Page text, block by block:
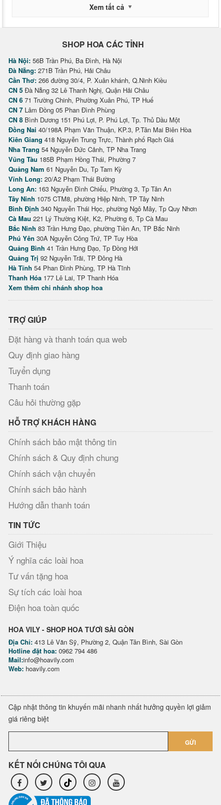
Xem tất cả
SHOP HOA CÁC TỈNH
Hà Nội: 56B Trần Phú, Ba Đình, Hà Nội
Đà Nẵng: 271B Trần Phú, Hải Châu
Cần Thơ: 266 đường 30/4, P. Xuân khánh, Q.Ninh Kiều
CN 5 Đà Nẵng 32 Lê Thanh Nghị, Quận Hải Châu
CN 6 71 Trường Chinh, Phường Xuân Phú, TP Huế
CN 7 Lâm Đồng 05 Phan Đình Phùng
CN 8 Bình Dương 151 Phú Lợi, P. Phú Lợi, Tp. Thủ Dầu Một
Đồng Nai 40/198A Phạm Văn Thuận, KP.3, P.Tân Mai Biên Hòa
Kiên Giang 418 Nguyễn Trung Trực, Thành phố Rạch Giá
Nha Trang 54 Nguyễn Đức Cảnh, TP Nha Trang
Vũng Tàu 185B Phạm Hồng Thái, Phường 7
Quảng Nam 61 Nguyễn Du, Tp Tam Kỳ
Vĩnh Long: 20/A2 Phạm Thái Bường
Long An: 163 Nguyễn Đình Chiểu, Phường 3, Tp Tân An
Tây Ninh 1075 CTM8, phường Hiệp Ninh, TP Tây Ninh
Bình Định 340 Nguyễn Thái Học, phường Ngô Mây, Tp Quy Nhơn
Cà Mau 221 Lý Thường Kiệt, K2, Phường 6, Tp Cà Mau
Bắc Ninh 83 Trần Hưng Đạo, phường Tiền An, TP Bắc Ninh
Phú Yên 30A Nguyễn Công Trứ, TP Tuy Hòa
Quảng Bình 41 Trần Hưng Đạo, Tp Đồng Hới
Quảng Trị 92 Nguyễn Trãi, TP Đông Hà
Hà Tĩnh 54 Phan Đình Phùng, TP Hà Tĩnh
Thanh Hóa 177 Lê Lai, TP Thanh Hóa
Xem thêm chi nhánh shop hoa
TRỢ GIÚP
Đặt hàng và thanh toán qua web
Quy định giao hàng
Tuyển dụng
Thanh toán
Câu hỏi thường gặp
HỖ TRỢ KHÁCH HÀNG
Chính sách bảo mật thông tin
Chính sách & Quy định chung
Chính sách vận chuyển
Chính sách bảo hành
Hướng dẫn thanh toán
TIN TỨC
Giới Thiệu
Ý nghĩa các loài hoa
Tư vấn tặng hoa
Sự tích các loài hoa
Điện hoa toàn quốc
HOA VILY - SHOP HOA TƯƠI SÀI GÒN
Địa Chỉ: 413 Lê Văn Sỹ, Phường 2, Quận Tân Bình, Sài Gòn
Hotline đặt hoa: 0962 794 486
Mail:info@hoavily.com
Web: hoavily.com
Cập nhật thông tin khuyến mãi nhanh nhất hưởng quyền lợi giảm
giá riêng biệt
GỬI
KẾT NỐI CHÚNG TÔI QUA